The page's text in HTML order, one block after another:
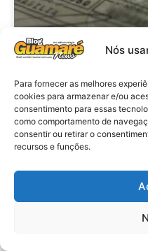
Nós
Para fornecer as melhores
cookies para armazenar e/ou
consentimento para essas
como comportamento de
consentir ou retirar o
recursos e funções.
Brasil: Policia
753 casos de
antes das